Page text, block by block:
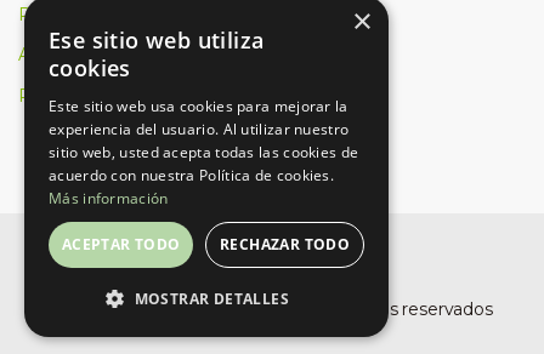
Política de cookies
Aviso Legal
Política de privacidad
Buro Planet, SLU- Todos los derechos reservados
×
Ese sitio web utiliza
cookies
Este sitio web usa cookies para mejorar la
experiencia del usuario. Al utilizar nuestro
sitio web, usted acepta todas las cookies de
acuerdo con nuestra Política de cookies.
Más información
ACEPTAR TODO RECHAZAR TODO
MOSTRAR DETALLES